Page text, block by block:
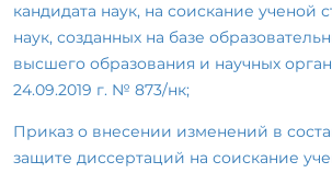
кандидата наук, на соискание ученой
наук, созданных на базе
высшего образования и научных
24.09.2019 г. № 873/нк;
Приказ о внесении изменений в
защите диссертаций на соискание